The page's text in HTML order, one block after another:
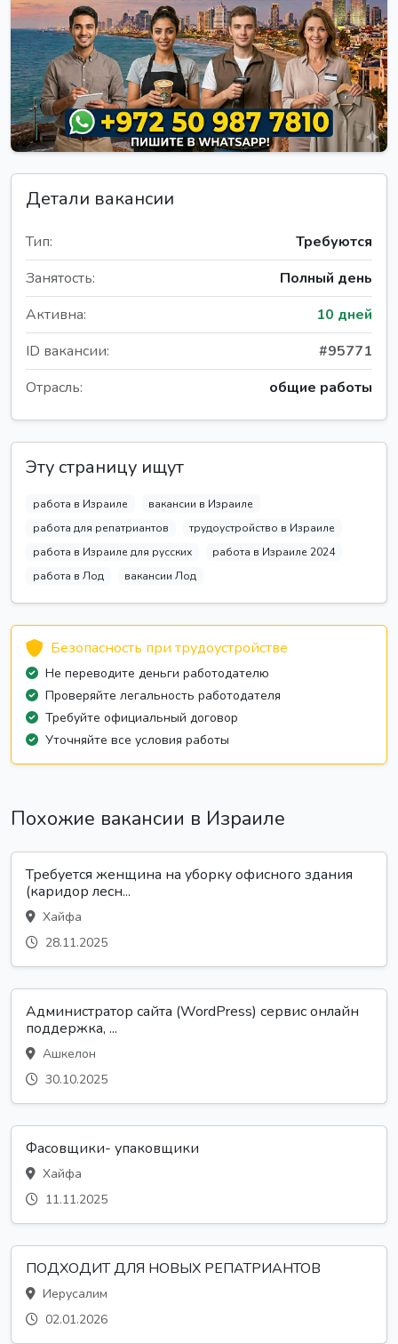
Детали вакансии
Тип:
Требуются
Занятость:
Полный день
Активна:
10 дней
ID вакансии:
#95771
Отрасль:
общие работы
Эту страницу ищут
работа в Израиле
вакансии в Израиле
работа для репатриантов
трудоустройство в Израиле
работа в Израиле для русских
работа в Израиле 2024
работа в Лод
вакансии Лод
Безопасность при трудоустройстве
Не переводите деньги работодателю
Проверяйте легальность работодателя
Требуйте официальный договор
Уточняйте все условия работы
Похожие вакансии в Израиле
Требуется женщина на уборку офисного здания
(каридор лесн...
Хайфа
28.11.2025
Администратор сайта (WordPress) сервис онлайн
поддержка, ...
Ашкелон
30.10.2025
Фасовщики- упаковщики
Хайфа
11.11.2025
ПОДХОДИТ ДЛЯ НОВЫХ РЕПАТРИАНТОВ
Иерусалим
02.01.2026